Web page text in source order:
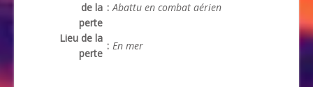
de la
perte
: Abattu en combat aérien
Lieu de la
perte
: En mer